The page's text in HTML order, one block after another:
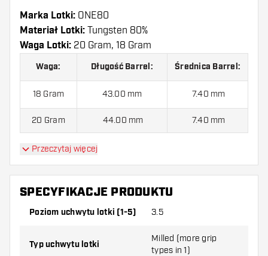
Marka Lotki: ONE80
Materiał Lotki: Tungsten 80%
Waga Lotki: 20 Gram, 18 Gram
Waga: Długość Barrel: Średnica Barrel:
18 Gram 43.00 mm 7.40 mm
20 Gram 44.00 mm 7.40 mm
Lotki Soft ONE80 Gunner Lourence Ilagan HD 80%
jest dostarczony z:3 Lotki, 3 Piórki i 6 Shafty.
Przeczytaj więcej
SPECYFIKACJE PRODUKTU
Poziom uchwytu lotki (1-5) 3.5
Typ uchwytu lotki
Milled (more grip
types in 1)